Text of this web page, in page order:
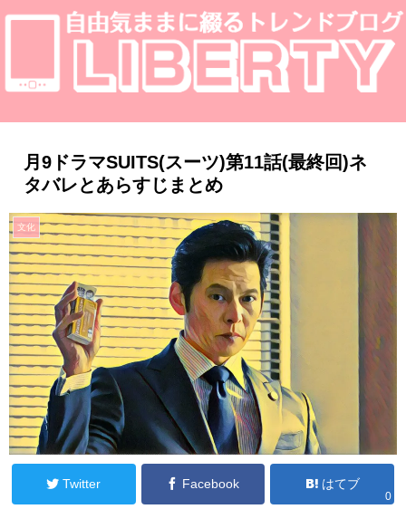
月9ドラマSUITS(スーツ)第11話(最終回)ネ
タバレとあらすじまとめ
文化
Twitter Facebook はてブ
0